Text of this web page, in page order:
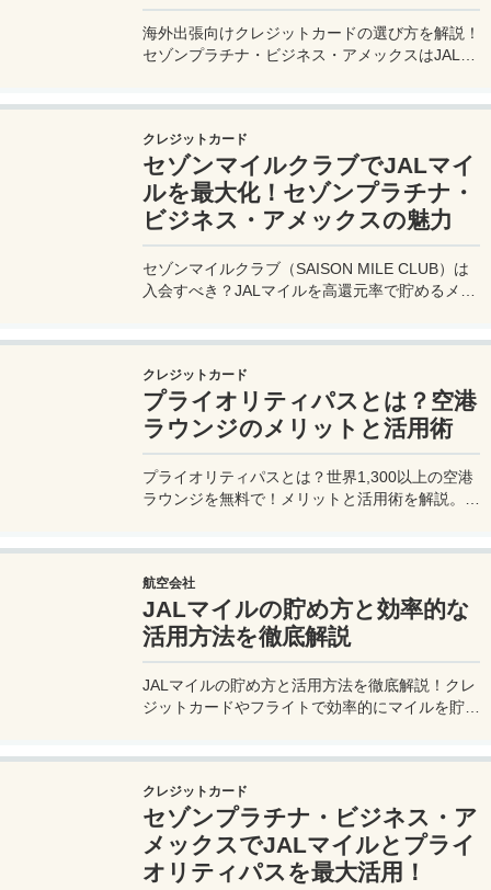
海外出張向けクレジットカードの選び方を解説！
セゾンプラチナ・ビジネス・アメックスはJALマ
クレジットカード
セゾンマイルクラブでJALマイ
ルを最大化！セゾンプラチナ・
ビジネス・アメックスの魅力
セゾンマイルクラブ（SAISON MILE CLUB）は
入会すべき？JALマイルを高還元率で貯めるメリ
クレジットカード
プライオリティパスとは？空港
ラウンジのメリットと活用術
プライオリティパスとは？世界1,300以上の空港
ラウンジを無料で！メリットと活用術を解説。セ
航空会社
JALマイルの貯め方と効率的な
活用方法を徹底解説
JALマイルの貯め方と活用方法を徹底解説！クレ
ジットカードやフライトで効率的にマイルを貯
クレジットカード
セゾンプラチナ・ビジネス・ア
メックスでJALマイルとプライ
オリティパスを最大活用！